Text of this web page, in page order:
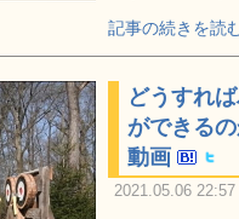
記事の続きを読
どうすれ
ができる
動画
2021.05.06